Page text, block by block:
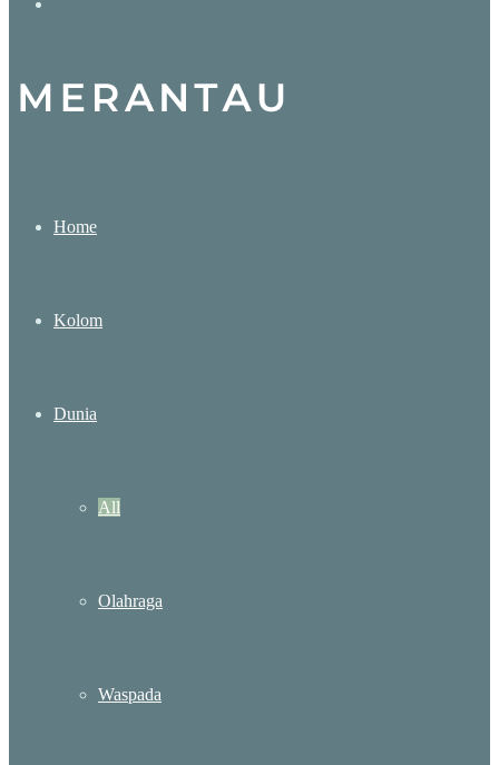
for
Home
Kolom
Dunia
All
Olahraga
Waspada